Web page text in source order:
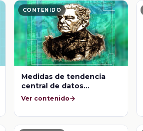
CONTENIDO
Medidas de tendencia
central de datos
agrupados
Ver contenido